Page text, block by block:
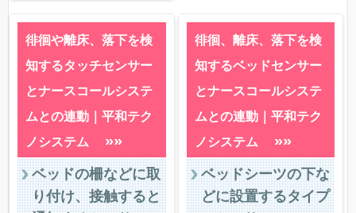
徘徊や離床、落下を検
知するタッチセンサー
とナースコールシステ
ムとの連動｜平和テク
ノシステム
»»
ベッドの柵などに取
り付け、接触すると
徘徊、離床、落下を検
知するベッドセンサー
とナースコールシステ
ムとの連動｜平和テク
ノシステム
»»
ベッドシーツの下な
どに設置するタイプ